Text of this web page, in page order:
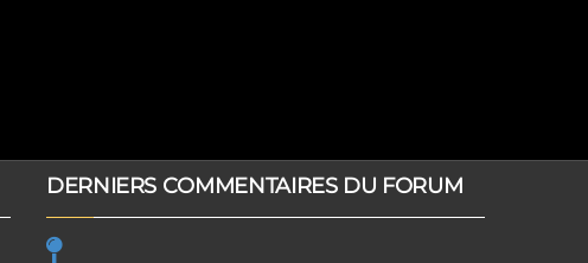
DERNIERS COMMENTAIRES DU FORUM